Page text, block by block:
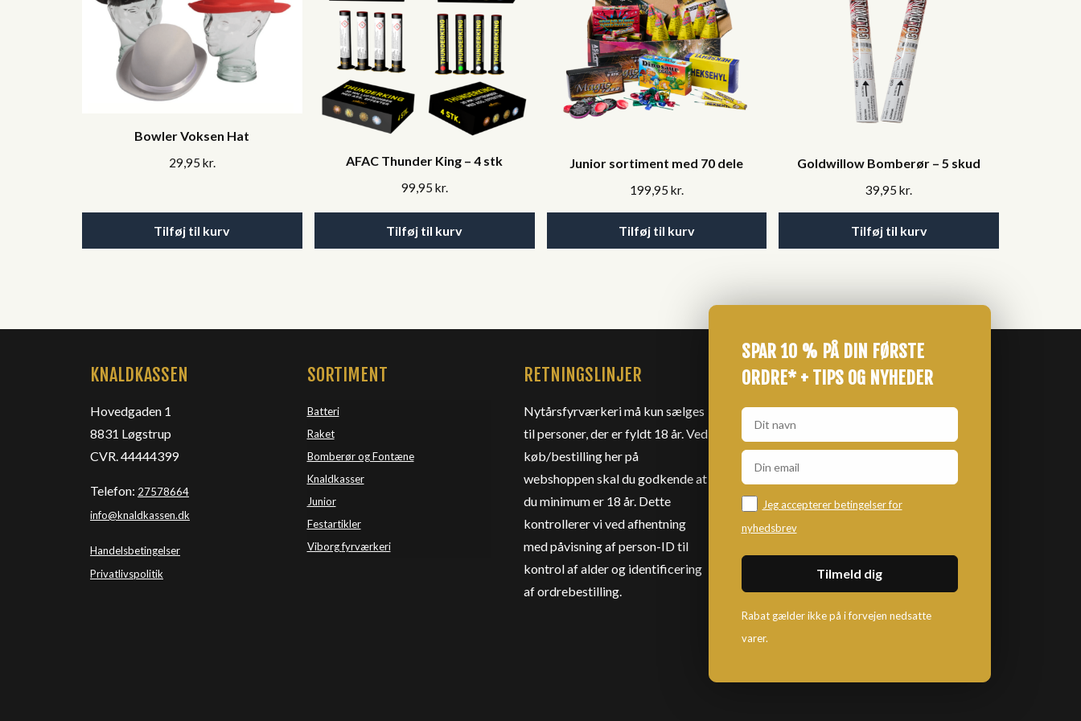
Bowler Voksen Hat
29,95 kr.
Tilføj til kurv
AFAC Thunder King – 4 stk
99,95 kr.
Tilføj til kurv
Junior sortiment med 70 dele
199,95 kr.
Tilføj til kurv
Goldwillow Bomberør – 5 skud
39,95kr.
Tilføj til kurv
KNALDKASSEN
Hovedgaden 1
8831 Løgstrup
CVR. 44444399
Telefon: 27578664
info@knaldkassen.dk
Handelsbetingelser
Privatlivspolitik
SORTIMENT
Batteri
Raket
Bomberør og Fontæne
Knaldkasser
Junior
Festartikler
Viborg fyrværkeri
RETNINGSLINJER
Nytårsfyrværkeri må kun sælges
til personer, der er fyldt 18 år. Ved
køb/bestilling her på
webshoppen skal du godkende at
du minimum er 18 år. Dette
kontrollerer vi ved afhentning
med påvisning af person-ID til
kontrol af alder og identificering
af ordrebestilling.
SPAR 10 % PÅ DIN FØRSTE
ORDRE* + TIPS OG NYHEDER
Jeg accepterer betingelser for
nyhedsbrev
Rabat gælder ikke på i forvejen nedsatte
varer.